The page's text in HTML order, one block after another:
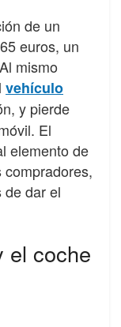
de un
euros, un
mismo
vehículo
y pierde
El
elemento de
de dar el
el coche